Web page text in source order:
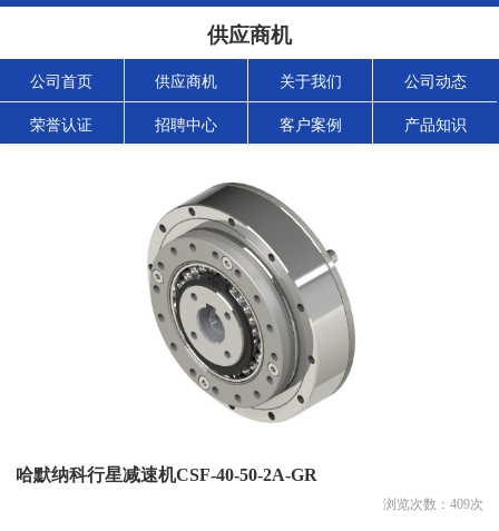
供应商机
公司首页 供应商机 关于我们 公司动态
荣誉认证 招聘中心 客户案例 产品知识
哈默纳科行星减速机CSF-40-50-2A-GR
浏览次数： 409次